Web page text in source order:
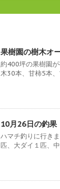
果樹園の樹木オ
約400坪の果樹園
木30本、甘柿5本
10月26日の釣果
ハマチ釣りに行き
匹、大ダイ１匹、